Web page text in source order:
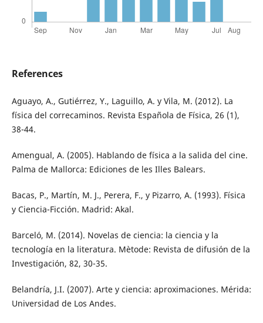
References
Aguayo, A., Gutiérrez, Y., Laguillo, A. y Vila, M. (2012). La
física del correcaminos. Revista Española de Física, 26 (1),
38-44.
Amengual, A. (2005). Hablando de física a la salida del cine.
Palma de Mallorca: Ediciones de les Illes Balears.
Bacas, P., Martín, M. J., Perera, F., y Pizarro, A. (1993). Física
y Ciencia-Ficción. Madrid: Akal.
Barceló, M. (2014). Novelas de ciencia: la ciencia y la
tecnología en la literatura. Mètode: Revista de difusión de la
Investigación, 82, 30-35.
Belandría, J.I. (2007). Arte y ciencia: aproximaciones. Mérida:
Universidad de Los Andes.